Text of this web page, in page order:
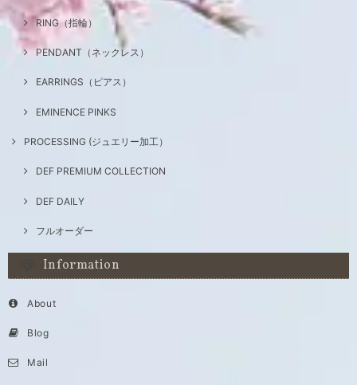
RING（指輪）
PENDANT（ネックレス）
EARRINGS（ピアス）
EMINENCE PINKS
PROCESSING (ジュエリー加工）
DEF PREMIUM COLLECTION
DEF DAILY
フルオーダー
Information
About
Blog
Mail